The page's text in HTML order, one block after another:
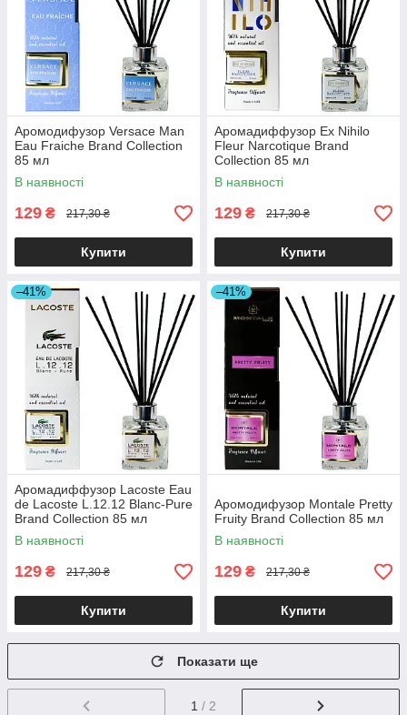
Аромодифузор Versace Man
Eau Fraiche Brand Collection
85 мл
В наявності
129 ₴ 217,30 ₴
Купити
Аромадиффузор Ex Nihilo
Fleur Narcotique Brand
Collection 85 мл
В наявності
129 ₴ 217,30 ₴
Купити
–41%
Аромадиффузор Lacoste Eau
de Lacoste L.12.12 Blanc-Pure
Brand Collection 85 мл
В наявності
129 ₴ 217,30 ₴
Купити
–41%
Аромодифузор Montale Pretty
Fruity Brand Collection 85 мл
В наявності
129 ₴ 217,30 ₴
Купити
Показати ще
1 / 2